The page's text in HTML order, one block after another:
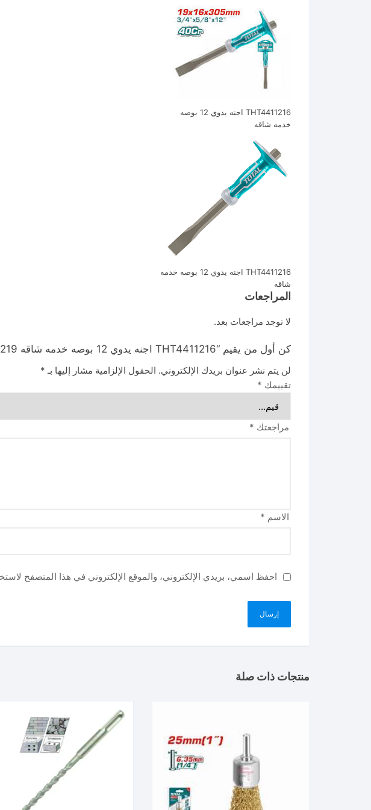
THT4411216 اجنه يدوي 12 بوصه
خدمه شاقه
THT4411216 اجنه يدوي 12 بوصه خدمه
شاقه
المراجعات
لا توجد مراجعات بعد.
كن أول من يقيم “THT4411216 اجنه يدوي 12 بوصه خدمه شاقه THT4411219”
لن يتم نشر عنوان بريدك الإلكتروني. الحقول الإلزامية مشار إليها بـ *
تقييمك *
مراجعتك *
الاسم *
احفظ اسمي، بريدي الإلكتروني، والموقع الإلكتروني في هذا المتصفح
منتجات ذات صلة